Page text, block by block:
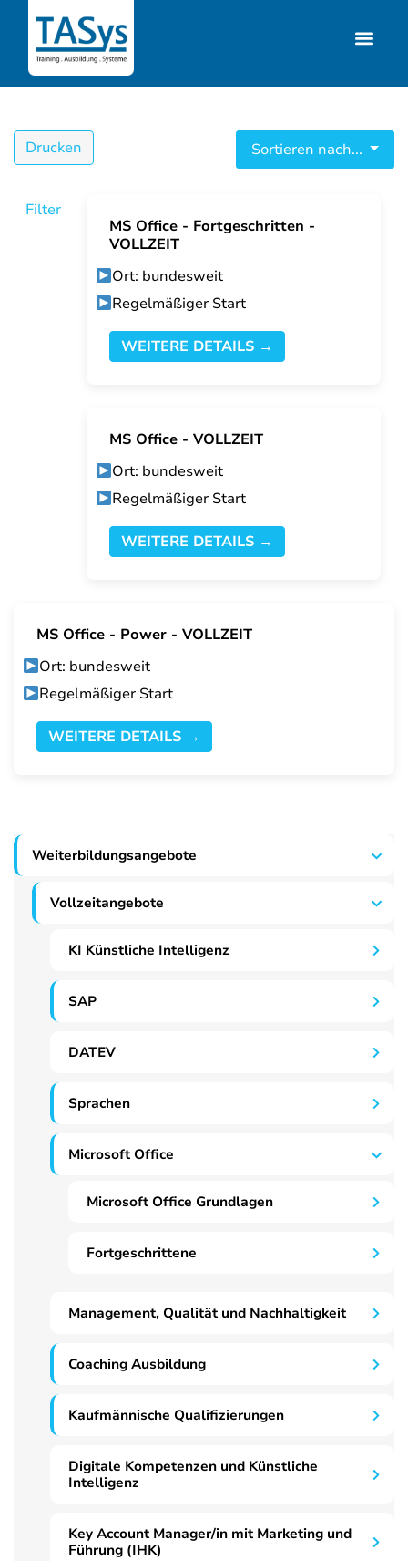
Drucken Sortieren nach...
Filter
MS Office - Fortgeschritten -
VOLLZEIT
Ort: bundesweit
Regelmäßiger Start
WEITERE DETAILS →
MS Office - VOLLZEIT
Ort: bundesweit
Regelmäßiger Start
WEITERE DETAILS →
MS Office - Power - VOLLZEIT
Ort: bundesweit
Regelmäßiger Start
WEITERE DETAILS →
Weiterbildungsangebote
Vollzeitangebote
KI Künstliche Intelligenz
SAP
DATEV
Sprachen
Microsoft Office
Microsoft Office Grundlagen
Fortgeschrittene
Management, Qualität und Nachhaltigkeit
Coaching Ausbildung
Kaufmännische Qualifizierungen
Digitale Kompetenzen und Künstliche
Intelligenz
Key Account Manager/in mit Marketing und
Führung (IHK)